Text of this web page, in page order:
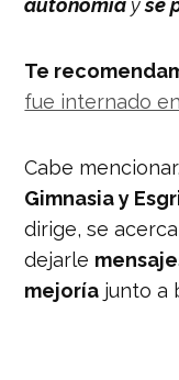
Te
fue internado
Cabe
Gimnasia y
dirige, se
dejarle
mejoría junto a